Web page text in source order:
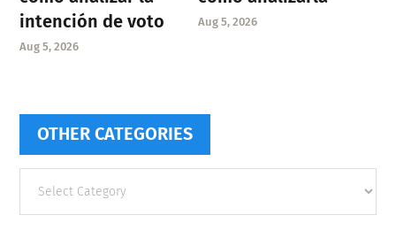
intención de voto
Aug 5, 2026
Aug 5, 2026
OTHER CATEGORIES
categories